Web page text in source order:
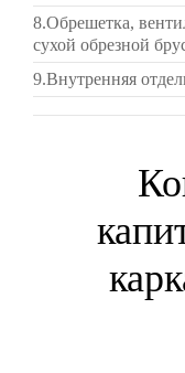
8.Обрешетка,
сухой обрезной
9.Внутренняя